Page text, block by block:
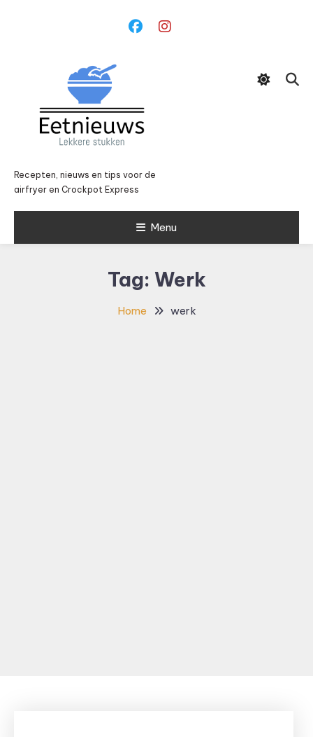
Recepten, nieuws en tips voor de
airfryer en Crockpot Express
Menu
Tag: Werk
Home werk